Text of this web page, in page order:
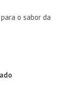
o sabor da